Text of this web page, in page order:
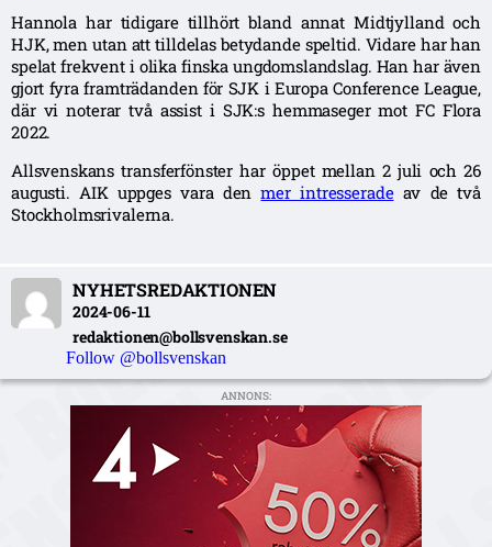
Hannola har tidigare tillhört bland annat Midtjylland och
HJK, men utan att tilldelas betydande speltid. Vidare har han
spelat frekvent i olika finska ungdomslandslag. Han har även
gjort fyra framträdanden för SJK i Europa Conference League,
där vi noterar två assist i SJK:s hemmaseger mot FC Flora
2022.
Allsvenskans transferfönster har öppet mellan 2 juli och 26
augusti. AIK uppges vara denmer intresseradeav de två
Stockholmsrivalerna.
NYHETSREDAKTIONEN
2024-06-11
redaktionen@bollsvenskan.se
Follow @bollsvenskan
ANNONS: